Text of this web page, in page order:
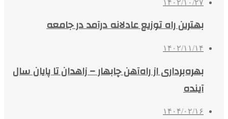
۱۴۰۲/۱۰/۲۷
بهترین راه توزیع عادلانه درآمد در جامعه
۱۴۰۲/۱۱/۱۴
بهره‌برداری از راه‌آهن چابهار – زاهدان تا پایان سال
آینده
۱۴۰۴/۰۲/۱۶